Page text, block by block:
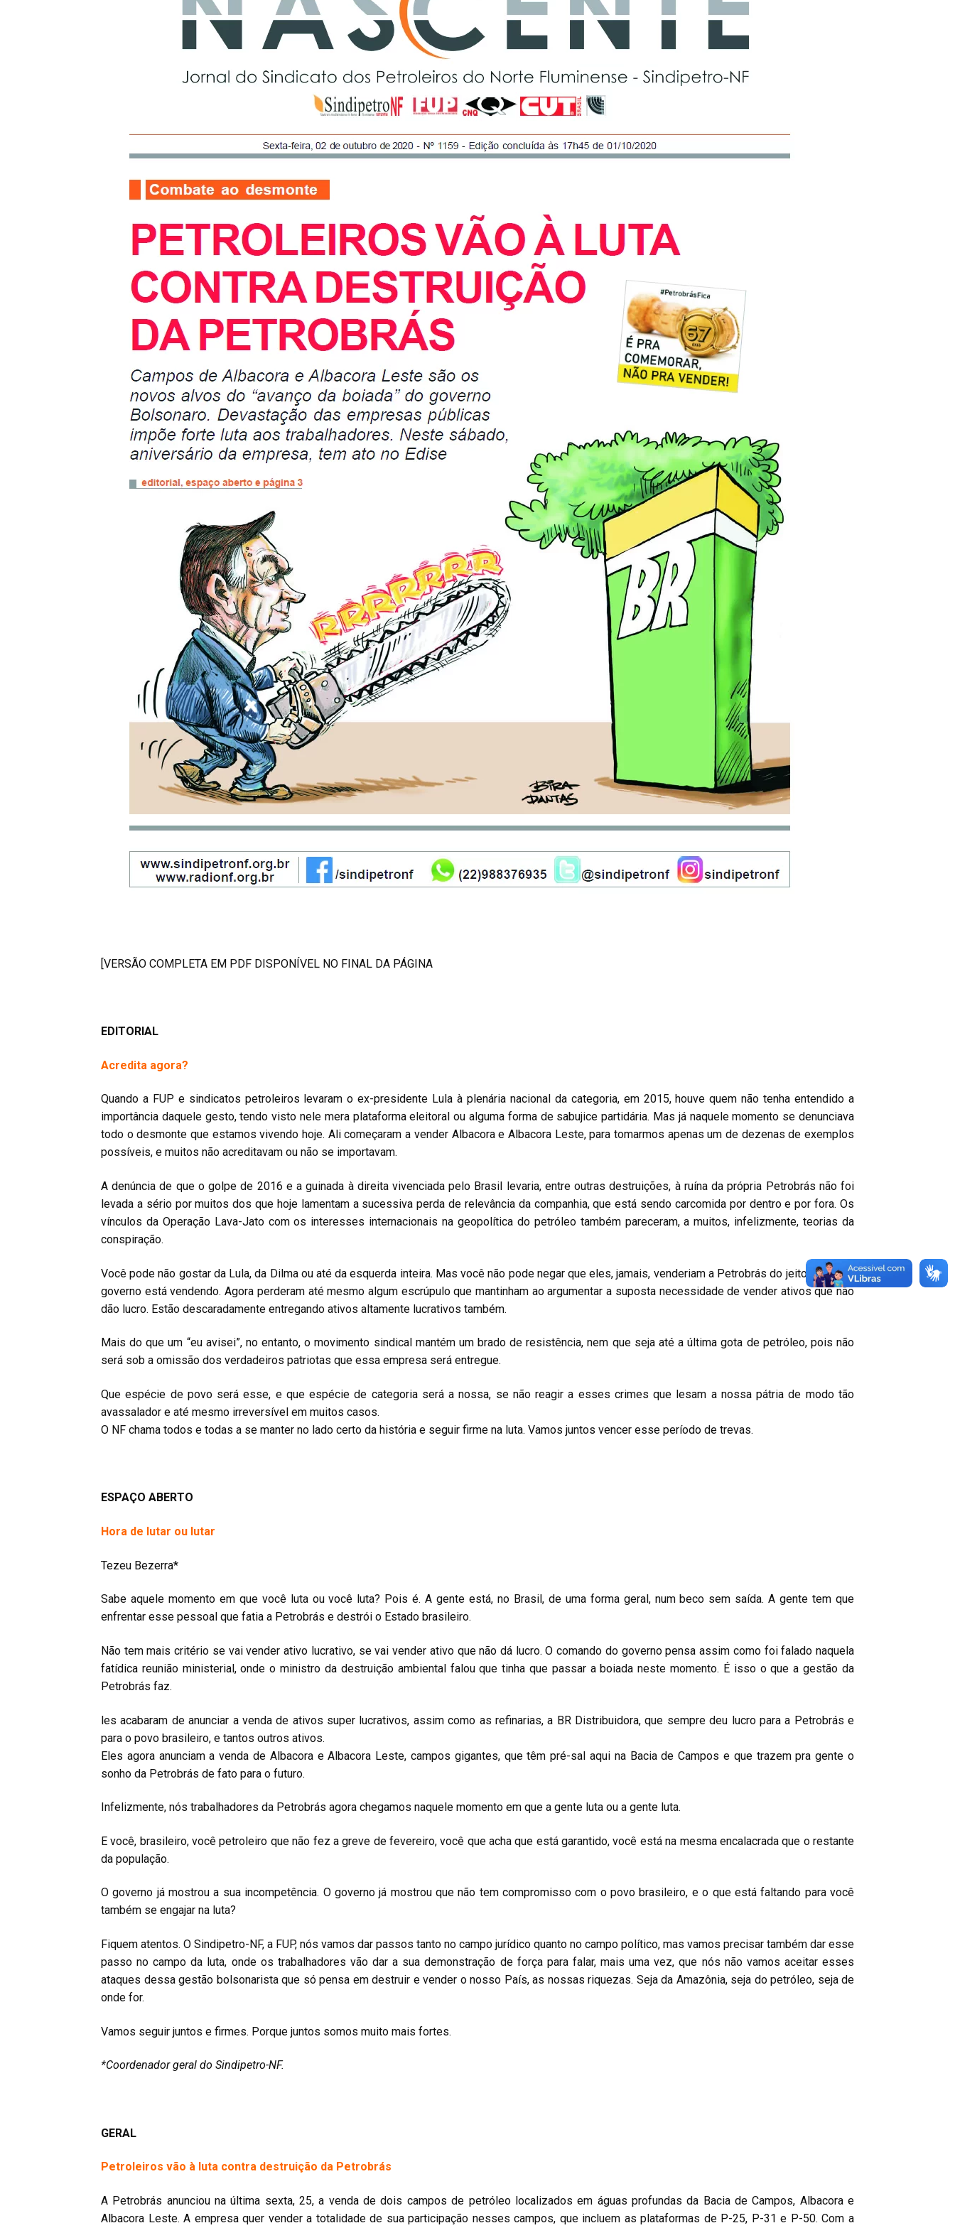
[VERSÃO COMPLETA EM PDF DISPONÍVEL NO FINAL DA PÁGINA
EDITORIAL
Acredita agora?
Quando a FUP e sindicatos petroleiros levaram o ex-presidente Lula à plenária nacional da categoria, em 2015, houve quem não tenha entendido a
importância daquele gesto, tendo visto nele mera plataforma eleitoral ou alguma forma de sabujice partidária. Mas já naquele momento se denunciava
todo o desmonte que estamos vivendo hoje. Ali começaram a vender Albacora e Albacora Leste, para tomarmos apenas um de dezenas de exemplos
possíveis, e muitos não acreditavam ou não se importavam.
A denúncia de que o golpe de 2016 e a guinada à direita vivenciada pelo Brasil levaria, entre outras destruições, à ruína da própria Petrobrás não foi
levada a sério por muitos dos que hoje lamentam a sucessiva perda de relevância da companhia, que está sendo carcomida por dentro e por fora. Os
vínculos da Operação Lava-Jato com os interesses internacionais na geopolítica do petróleo também pareceram, a muitos, infelizmente, teorias da
conspiração.
Você pode não gostar da Lula, da Dilma ou até da esquerda inteira. Mas você não pode negar que eles, jamais, venderiam a Petrobrás do jeito que este
governo está vendendo. Agora perderam até mesmo algum escrúpulo que mantinham ao argumentar a suposta necessidade de vender ativos que não
dão lucro. Estão descaradamente entregando ativos altamente lucrativos também.
Mais do que um “eu avisei”, no entanto, o movimento sindical mantém um brado de resistência, nem que seja até a última gota de petróleo, pois não
será sob a omissão dos verdadeiros patriotas que essa empresa será entregue.
Que espécie de povo será esse, e que espécie de categoria será a nossa, se não reagir a esses crimes que lesam a nossa pátria de modo tão
avassalador e até mesmo irreversível em muitos casos.
O NF chama todos e todas a se manter no lado certo da história e seguir firme na luta. Vamos juntos vencer esse período de trevas.
ESPAÇO ABERTO
Hora de lutar ou lutar
Tezeu Bezerra*
Sabe aquele momento em que você luta ou você luta? Pois é. A gente está, no Brasil, de uma forma geral, num beco sem saída. A gente tem que
enfrentar esse pessoal que fatia a Petrobrás e destrói o Estado brasileiro.
Não tem mais critério se vai vender ativo lucrativo, se vai vender ativo que não dá lucro. O comando do governo pensa assim como foi falado naquela
fatídica reunião ministerial, onde o ministro da destruição ambiental falou que tinha que passar a boiada neste momento. É isso o que a gestão da
Petrobrás faz.
les acabaram de anunciar a venda de ativos super lucrativos, assim como as refinarias, a BR Distribuidora, que sempre deu lucro para a Petrobrás e
para o povo brasileiro, e tantos outros ativos.
Eles agora anunciam a venda de Albacora e Albacora Leste, campos gigantes, que têm pré-sal aqui na Bacia de Campos e que trazem pra gente o
sonho da Petrobrás de fato para o futuro.
Infelizmente, nós trabalhadores da Petrobrás agora chegamos naquele momento em que a gente luta ou a gente luta.
E você, brasileiro, você petroleiro que não fez a greve de fevereiro, você que acha que está garantido, você está na mesma encalacrada que o restante
da população.
O governo já mostrou a sua incompetência. O governo já mostrou que não tem compromisso com o povo brasileiro, e o que está faltando para você
também se engajar na luta?
Fiquem atentos. O Sindipetro-NF, a FUP, nós vamos dar passos tanto no campo jurídico quanto no campo político, mas vamos precisar também dar esse
passo no campo da luta, onde os trabalhadores vão dar a sua demonstração de força para falar, mais uma vez, que nós não vamos aceitar esses
ataques dessa gestão bolsonarista que só pensa em destruir e vender o nosso País, as nossas riquezas. Seja da Amazônia, seja do petróleo, seja de
onde for.
Vamos seguir juntos e firmes. Porque juntos somos muito mais fortes.
*Coordenador geral do Sindipetro-NF.
GERAL
Petroleiros vão à luta contra destruição da Petrobrás
A Petrobrás anunciou na última sexta, 25, a venda de dois campos de petróleo localizados em águas profundas da Bacia de Campos, Albacora e
Albacora Leste. A empresa quer vender a totalidade de sua participação nesses campos, que incluem as plataformas de P-25, P-31 e P-50. Com a